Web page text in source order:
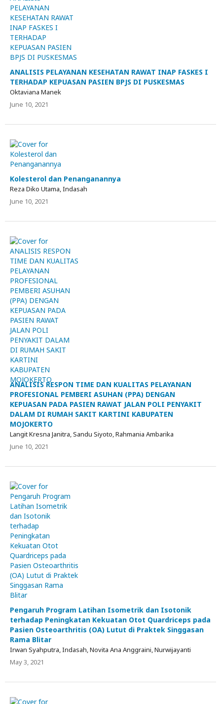
ANALISIS PELAYANAN KESEHATAN RAWAT INAP FASKES I
TERHADAP KEPUASAN PASIEN BPJS DI PUSKESMAS
Oktaviana Manek
June 10, 2021
Kolesterol dan Penanganannya
Reza Diko Utama, Indasah
June 10, 2021
ANALISIS RESPON TIME DAN KUALITAS PELAYANAN
PROFESIONAL PEMBERI ASUHAN (PPA) DENGAN
KEPUASAN PADA PASIEN RAWAT JALAN POLI PENYAKIT
DALAM DI RUMAH SAKIT KARTINI KABUPATEN
MOJOKERTO
Langit Kresna Janitra, Sandu Siyoto, Rahmania Ambarika
June 10, 2021
Pengaruh Program Latihan Isometrik dan Isotonik
terhadap Peningkatan Kekuatan Otot Quardriceps pada
Pasien Osteoarthritis (OA) Lutut di Praktek Singgasan
Rama Blitar
Irwan Syahputra, Indasah, Novita Ana Anggraini, Nurwijayanti
May 3, 2021